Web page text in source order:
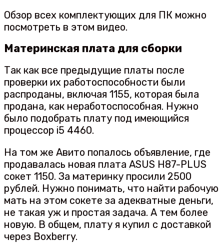
Обзор всех комплектующих для ПК можно
посмотреть в этом видео.
Материнская плата для сборки
Так как все предыдущие платы после
проверки их работоспособности были
распроданы, включая 1155, которая была
продана, как неработоспособная. Нужно
было подобрать плату под имеющийся
процессор i5 4460.
На том же Авито попалось объявление, где
продавалась новая плата ASUS H87-PLUS
сокет 1150. За материнку просили 2500
рублей. Нужно понимать, что найти рабочую
мать на этом сокете за адекватные деньги,
не такая уж и простая задача. А тем более
новую. В общем, плату я купил с доставкой
через Boxberry.